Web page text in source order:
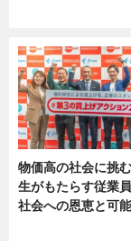
物価高の社会に挑
生がもたらす従業
社会への恩恵と可